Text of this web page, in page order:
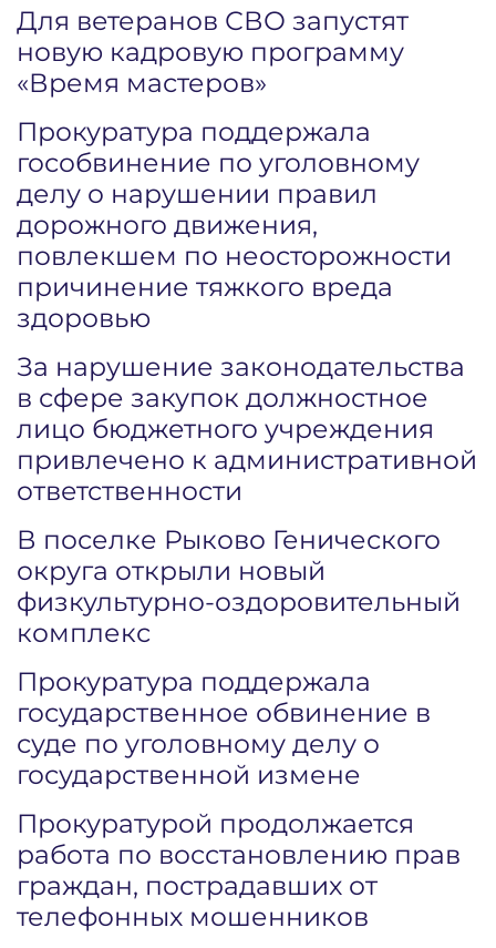
Для ветеранов СВО запустят
новую кадровую программу
«Время мастеров»
Прокуратура поддержала
гособвинение по уголовному
делу о нарушении правил
дорожного движения,
повлекшем по неосторожности
причинение тяжкого вреда
здоровью
За нарушение законодательства
в сфере закупок должностное
лицо бюджетного учреждения
привлечено к административной
ответственности
В поселке Рыково Генического
округа открыли новый
физкультурно-оздоровительный
комплекс
Прокуратура поддержала
государственное обвинение в
суде по уголовному делу о
государственной измене
Прокуратурой продолжается
работа по восстановлению прав
граждан, пострадавших от
телефонных мошенников